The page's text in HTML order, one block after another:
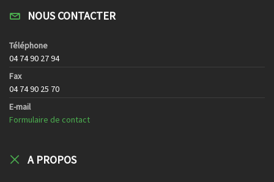
NOUS CONTACTER
Téléphone
04 74 90 27 94
Fax
04 74 90 25 70
E-mail
Formulaire de contact
A PROPOS